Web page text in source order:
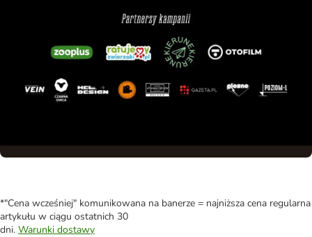
*"Cena wcześniej" komunikowana na banerze = najniższa cena regularna
artykułu w ciągu ostatnich 30
dni. Warunki dostawy